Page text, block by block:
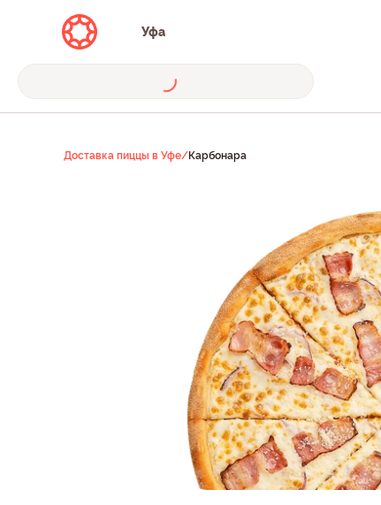
Уфа
Доставка пиццы в Уфе/Карбонара